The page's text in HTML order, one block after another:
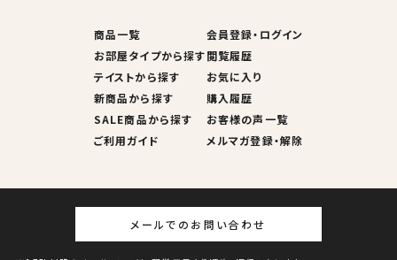
商品一覧
お部屋タイプから探す
テイストから探す
新商品から探す
SALE商品から探す
ご利用ガイド
会員登録・ログイン
閲覧履歴
お気に入り
購入履歴
お客様の声一覧
メルマガ登録・解除
メールでのお問い合わせ